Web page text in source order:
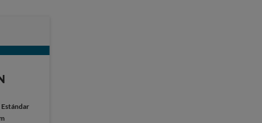
Estándar